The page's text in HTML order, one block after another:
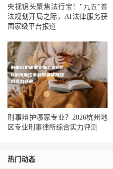
央视镜头聚焦法行宝！"九五"普
法规划开局之际，AI法律服务获
国家级平台报道
刑事辩护哪家专业？2026杭州地
区专业刑事律所综合实力评测
热门动态